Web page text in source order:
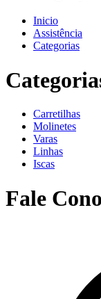
Inicio
Assistência
Categorias
Carretilhas
Molinetes
Varas
Linhas
Iscas
Fale